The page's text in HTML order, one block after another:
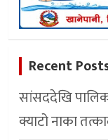
Recent
सांसददेखि
क्याटो नाका